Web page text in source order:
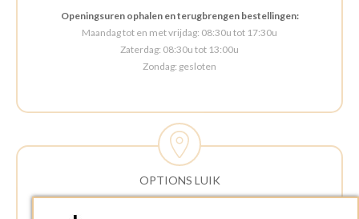
Openingsuren ophalen en terugbrengen bestellingen:
Maandag tot en met vrijdag: 08:30u tot 17:30u
Zaterdag: 08:30u tot 13:00u
Zondag: gesloten
OPTIONS LUIK